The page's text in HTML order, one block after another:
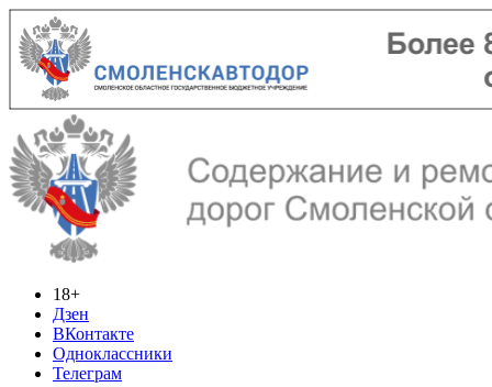
18+
Дзен
ВКонтакте
Одноклассники
Телеграм